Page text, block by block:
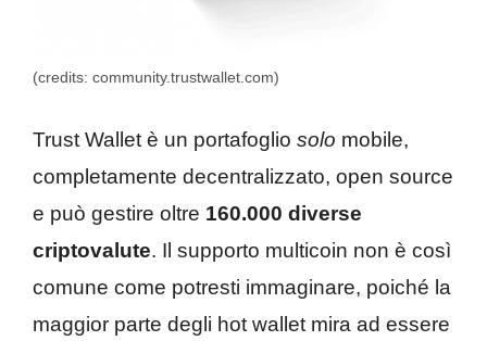
(credits: community.trustwallet.com)
Trust Wallet è un portafoglio solo mobile,
completamente decentralizzato, open source
e può gestire oltre 160.000 diverse
criptovalute. Il supporto multicoin non è così
comune come potresti immaginare, poiché la
maggior parte degli hot wallet mira ad essere